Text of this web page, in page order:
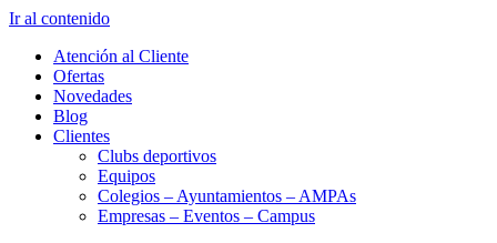
Ir al contenido
Atención al Cliente
Ofertas
Novedades
Blog
Clientes
Clubs deportivos
Equipos
Colegios – Ayuntamientos – AMPAs
Empresas – Eventos – Campus